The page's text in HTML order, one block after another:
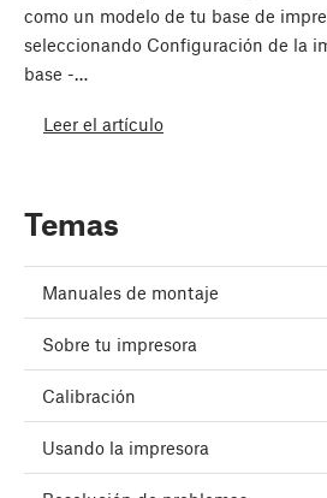
como un modelo de tu base de
seleccionando Configuración de la
base -…
Leer el artículo
Temas
Manuales de montaje
Sobre tu impresora
Calibración
Usando la impresora